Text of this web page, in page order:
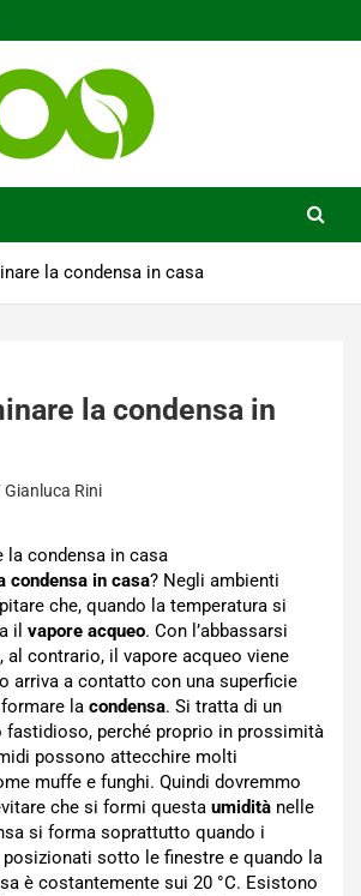
la condensa in casa
la condensa in
Gianluca Rini
condensa in casa? Negli ambienti
che, quando la temperatura si
il vapore acqueo. Con l’abbassarsi
al contrario, il vapore acqueo viene
arriva a contatto con una superficie
la condensa. Si tratta di un
fastidioso, perché proprio in prossimità
possono attecchire molti
muffe e funghi. Quindi dovremmo
che si formi questa umidità nelle
si forma soprattutto quando i
sotto le finestre e quando la
è costantemente sui 20 °C. Esistono